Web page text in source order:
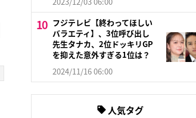
フジテレビ【終わってほしい
バラエティ】、3位呼び出し
先生タナカ、2位ドッキリGP
を抑えた意外すぎる1位は？
2024/11/16 06:00
人気タグ